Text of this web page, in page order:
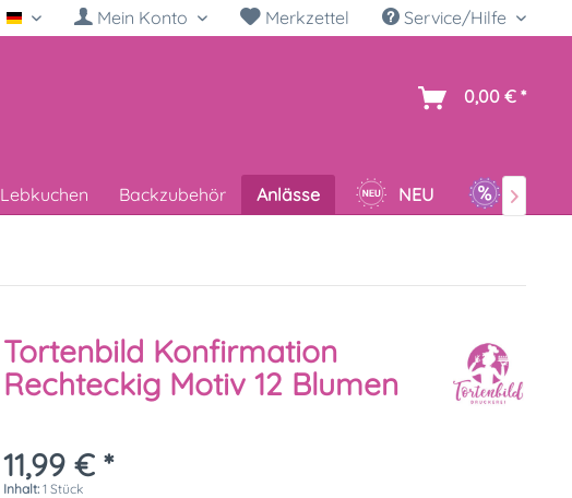
Deutsch Mein Konto Merkzettel Service/Hilfe
0,00 € *
Lebkuchen Backzubehör Anlässe NEU SALE

Tortenbild Konfirmation
Rechteckig Motiv 12 Blumen
11,99 € *
Inhalt:1 Stück